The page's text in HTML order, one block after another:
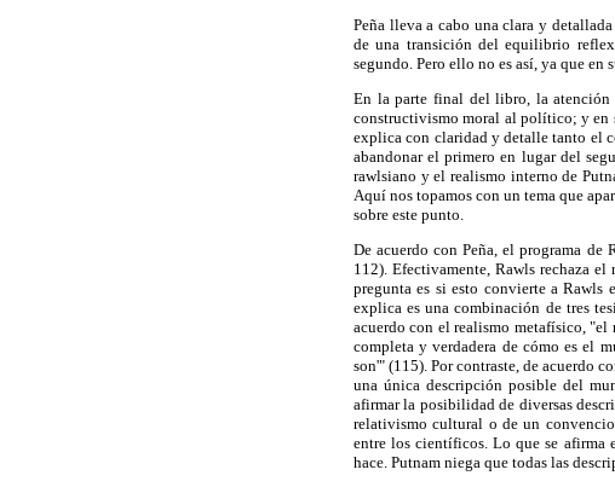
Peña lleva a cabo una clara y
de una transición del equilibrio
segundo. Pero ello no es así, ya que en
En la parte final del libro, la atención
constructivismo moral al político; y en
explica con claridad y detalle tanto el
abandonar el primero en lugar del
rawlsiano y el realismo interno de
Aquí nos topamos con un tema que
sobre este punto.
De acuerdo con Peña, el programa
112). Efectivamente, Rawls rechaza
pregunta es si esto convierte a Rawls
explica es una combinación de tres
acuerdo con el realismo metafísico,
completa y verdadera de cómo es el
son'" (115). Por contraste, de acuerdo
una única descripción posible del
afirmar la posibilidad de diversas
relativismo cultural o de un
entre los científicos. Lo que se afirma
hace. Putnam niega que todas las